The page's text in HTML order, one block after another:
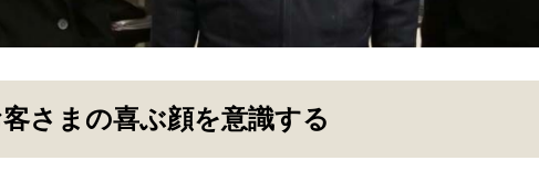
さまの喜ぶ顔を意識する